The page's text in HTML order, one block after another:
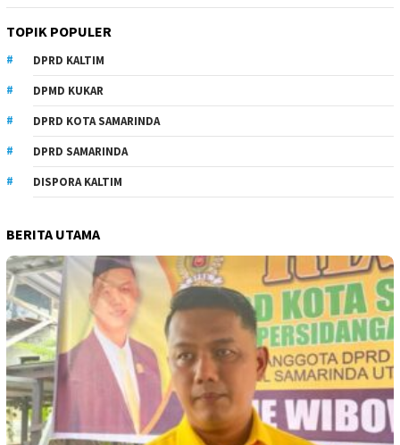
TOPIK POPULER
DPRD KALTIM
DPMD KUKAR
DPRD KOTA SAMARINDA
DPRD SAMARINDA
DISPORA KALTIM
BERITA UTAMA